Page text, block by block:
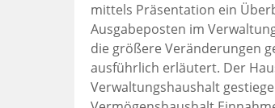
mittels Präsentation ein
Ausgabeposten im
die größere Veränderungen
ausführlich erläutert. Der
Verwaltungshaushalt